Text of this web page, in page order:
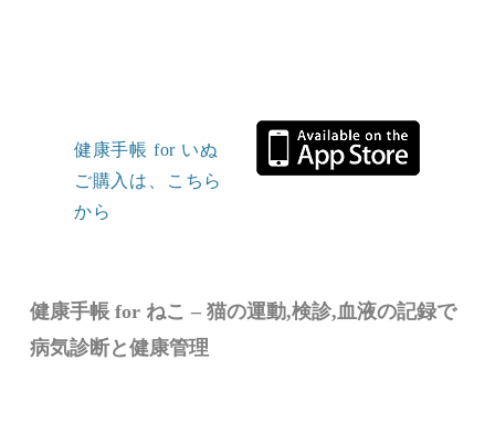
健康手帳 for いぬ
ご購入は、こちら
から
健康手帳 for ねこ – 猫の運動,検診,血液の記録で
病気診断と健康管理